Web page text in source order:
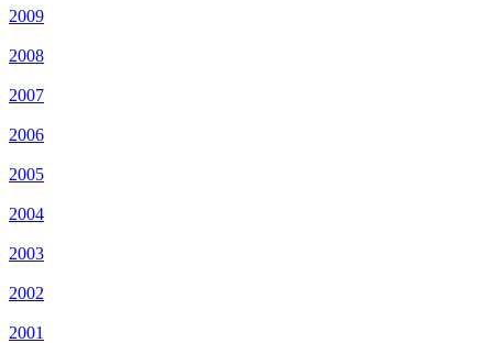
2009
2008
2007
2006
2005
2004
2003
2002
2001